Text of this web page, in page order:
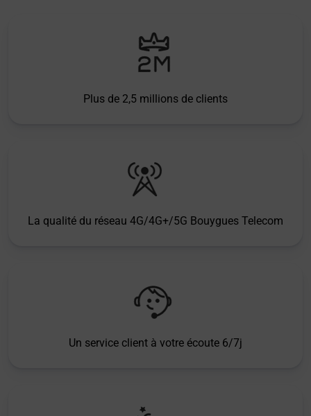
Plus de 2,5 millions de clients
La qualité du réseau 4G/4G+/5G Bouygues Telecom
Un service client à votre écoute 6/7j